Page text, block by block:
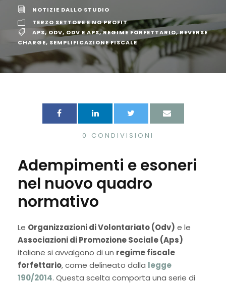
NOTIZIE DALLO STUDIO
TERZO SETTORE E NO PROFIT
APS,ODV, ODV E APS,REGIME FORFETTARIO,REVERSE
CHARGE, SEMPLIFICAZIONE FISCALE
0 CONDIVISIONI
Adempimenti e esoneri
nel nuovo quadro
normativo
Le Organizzazioni di Volontariato (Odv) e le
Associazioni di Promozione Sociale (Aps)
italiane si avvalgono di un regime fiscale
forfettario, come delineato dalla legge
190/2014. Questa scelta comporta una serie di